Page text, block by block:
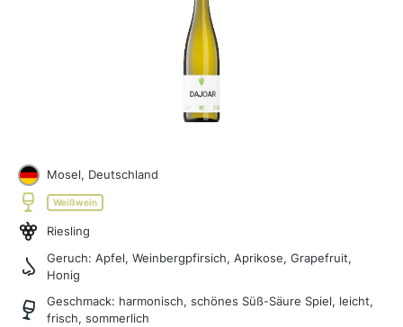
Mosel, Deutschland
Weißwein
Riesling
Geruch: Apfel, Weinbergpfirsich, Aprikose, Grapefruit,
Honig
Geschmack: harmonisch, schönes Süß-Säure Spiel, leicht,
frisch, sommerlich